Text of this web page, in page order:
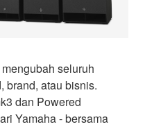
seluruh
brand, atau bisnis.
dan Powered
Yamaha - bersama